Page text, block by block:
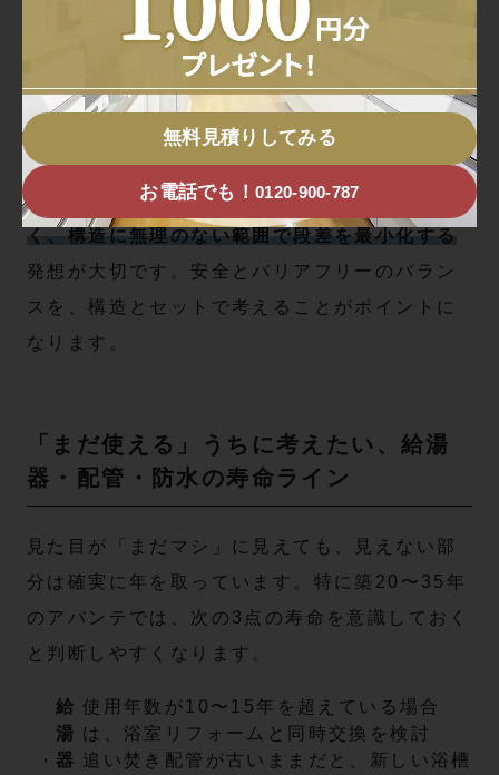
動線を確保
手すりは「立ち上がり」「移
動」「浴槽への出入り」の3点を
基本に配置
アバンテの2階浴室やオーバーハング浴室では、
床を下げ過ぎると外部からの雨水が回り込みや
すくなるため、「段差ゼロ至上主義」ではな
く、構造に無理のない範囲で段差を最小化する
発想が大切です。安全とバリアフリーのバラン
スを、構造とセットで考えることがポイントに
なります。
「まだ使える」うちに考えたい、給湯
器・配管・防水の寿命ライン
見た目が「まだマシ」に見えても、見えない部
分は確実に年を取っています。特に築20〜35年
のアバンテでは、次の3点の寿命を意識しておく
と判断しやすくなります。
給
湯
器
使用年数が10〜15年を超えている場合
は、浴室リフォームと同時交換を検討
追い焚き配管が古いままだと、新しい浴槽
無料見積りしてみる
お電話でも！0120-900-787